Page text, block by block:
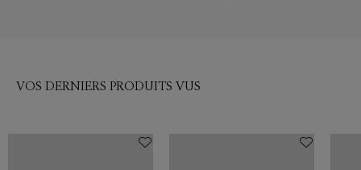
VOS DERNIERS PRODUITS VUS